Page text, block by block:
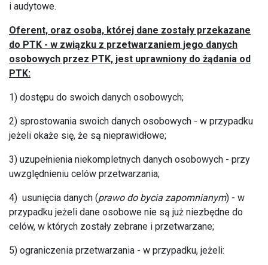
i audytowe.
Oferent, oraz osoba, której dane zostały przekazane
do PTK - w związku z przetwarzaniem jego danych
osobowych przez PTK, jest uprawniony do żądania od
PTK:
1) dostępu do swoich danych osobowych;
2) sprostowania swoich danych osobowych - w przypadku
jeżeli okaże się, że są nieprawidłowe;
3) uzupełnienia niekompletnych danych osobowych - przy
uwzględnieniu celów przetwarzania;
4) usunięcia danych (prawo do bycia zapomnianym) - w
przypadku jeżeli dane osobowe nie są już niezbędne do
celów, w których zostały zebrane i przetwarzane;
5) ograniczenia przetwarzania - w przypadku, jeżeli: